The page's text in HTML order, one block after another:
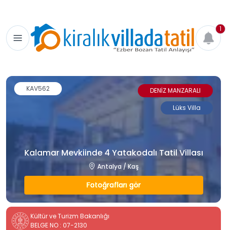
1
Kalamar Mevkiinde 4 Yatakodalı Tatil Villası
Antalya / Kaş
Fotoğrafları gör
KAV562
DENİZ MANZARALI
Lüks Villa
Kültür ve Turizm Bakanlığı
BELGE NO : 07-2130